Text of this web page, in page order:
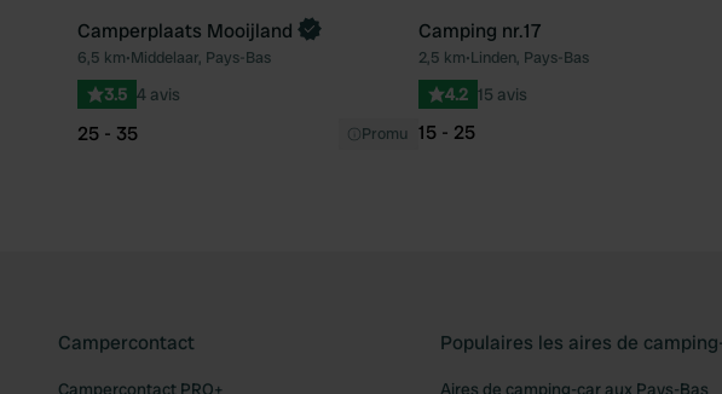
Préféré
Reserve maintenant
Camperplaats Mooijland
6,5 km•Middelaar, Pays-Bas
3.5 4 avis
25 - 35 Promu
Camping nr.17
2,5 km•Linden, Pays-Bas
4.2 15 avis
15 - 25
Campercontact
Campercontact PRO+
Populaires les aires de
Aires de camping-car aux Pays-Bas